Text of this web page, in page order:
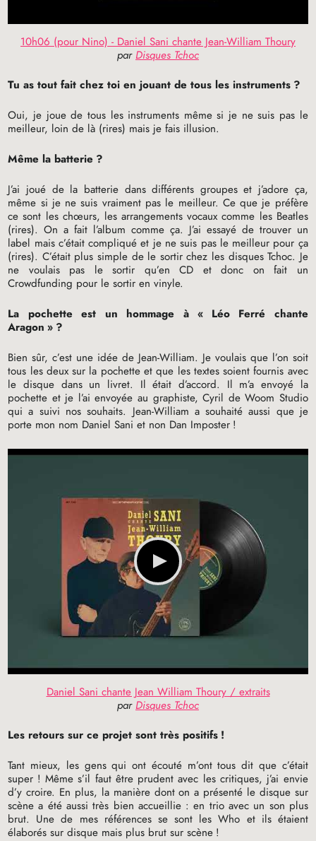
10h06 (pour Nino) - Daniel Sani chante Jean-William Thoury
parDisques Tchoc
Tu as tout fait chez toi en jouant de tous les instruments ?
Oui, je joue de tous les instruments même si je ne suis pas le
meilleur, loin de là (rires) mais je fais illusion.
Même la batterie ?
J’ai joué de la batterie dans différents groupes et j’adore ça,
même si je ne suis vraiment pas le meilleur. Ce que je préfère
ce sont les chœurs, les arrangements vocaux comme les Beatles
(rires). On a fait l’album comme ça. J’ai essayé de trouver un
label mais c’était compliqué et je ne suis pas le meilleur pour ça
(rires). C’était plus simple de le sortir chez les disques Tchoc. Je
ne voulais pas le sortir qu’enCD et donc on fait un
Crowdfunding pour le sortir en vinyle.
La pochette est un hommage à « Léo Ferré chante
Aragon » ?
Bien sûr, c’est une idée de Jean-William. Je voulais que l’on soit
tous les deux sur la pochette et que les textes soient fournis avec
le disque dans un livret. Il était d’accord. Il m’a envoyé la
pochette et je l’ai envoyée au graphiste, Cyril de Woom Studio
qui a suivi nos souhaits. Jean-William a souhaité aussi que je
porte mon nom Daniel Sani et non Dan Imposter !
Daniel Sani chante Jean William Thoury / extraits
parDisques Tchoc
Les retours sur ce projet sont très positifs !
Tant mieux, les gens qui ont écouté m’ont tous dit que c’était
super ! Même s’il faut être prudent avec les critiques, j’ai envie
d’y croire. En plus, la manière dont on a présenté le disque sur
scène a été aussi très bien accueillie : en trio avec un son plus
brut. Une de mes références se sont les Who et ils étaient
élaborés sur disque mais plus brut sur scène !